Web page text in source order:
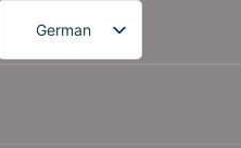
German
English